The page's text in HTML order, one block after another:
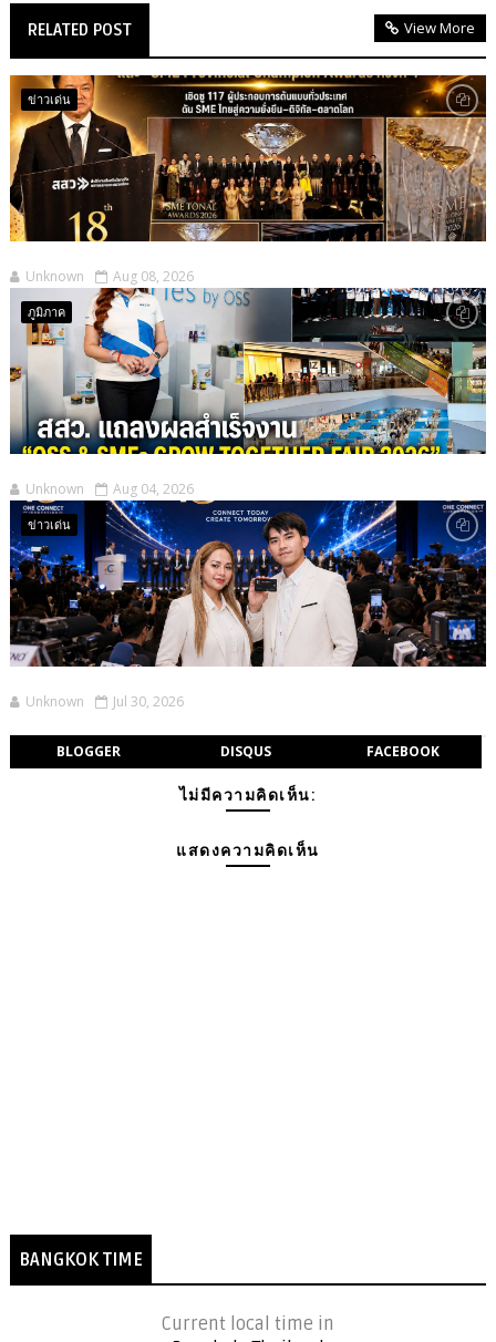
RELATED POST View More
ข่าวเด่น
Unknown Aug 08, 2026
ภูมิภาค
Unknown Aug 04, 2026
ข่าวเด่น
Unknown Jul 30, 2026
BLOGGER DISQUS FACEBOOK
ไม่มีความคิดเห็น:
แสดงความคิดเห็น
BANGKOK TIME
Current local time in